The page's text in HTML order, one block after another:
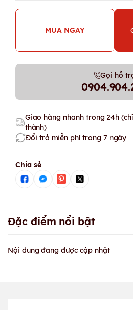
MUA NGAY
Gọi hỗ
Giao hàng nhanh trong 24h
thành)
Đổi trả miễn phí trong 7 ngày
Chia sẻ
Đặc điểm nổi bật
Nội dung đang được cập nhật